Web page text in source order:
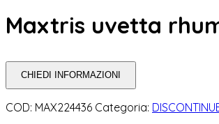
Maxtris uvetta
CHIEDI INFORMAZIONI
COD: MAX224436 Categoria: